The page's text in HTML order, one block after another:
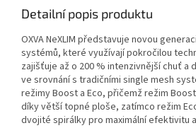
Detailní popis produktu
OXVA NeXLIM představuje novou
systémů, které využívají pokročilou
zajišťuje až o 200 % intenzivnější chuť a
ve srovnání s tradičními single mesh
režimy Boost a Eco, přičemž režim
díky větší topné ploše, zatímco režim
dvojité spirálky pro maximální efektivitu